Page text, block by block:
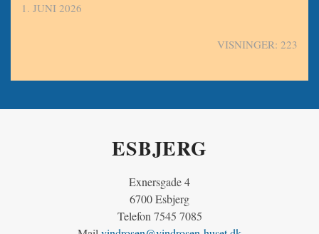
1. JUNI 2026
VISNINGER: 223
ESBJERG
Exnersgade 4
6700 Esbjerg
Telefon 7545 7085